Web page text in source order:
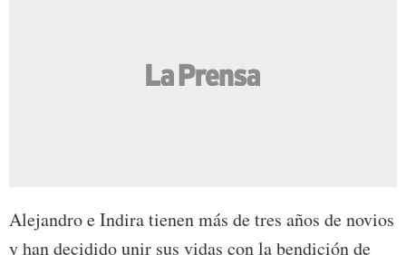
Alejandro e Indira tienen más de tres años de novios
y han decidido unir sus vidas con la bendición de